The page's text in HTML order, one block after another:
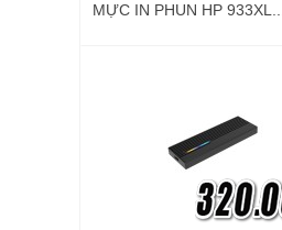
MỰC IN PHUN HP 933XL...